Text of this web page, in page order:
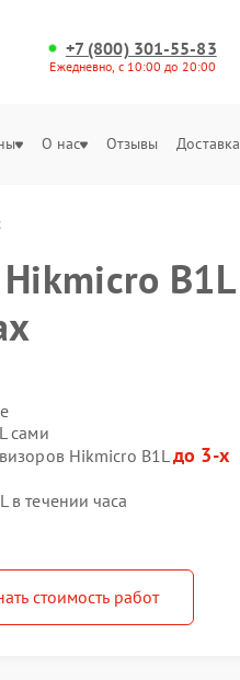
+7 (800) 301-55-83
Ежедневно, с 10:00 до 20:00
О нас Отзывы Доставка
B1L
сами
Hikmicro B1Lдо 3-х
течении часа
стоимость работ